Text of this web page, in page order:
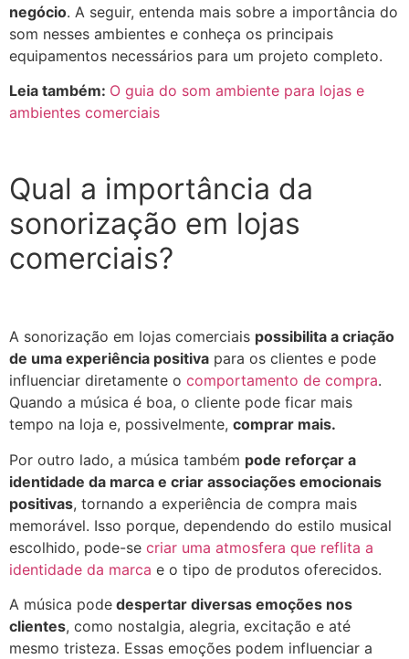
negócio. A seguir, entenda mais sobre a importância do
som nesses ambientes e conheça os principais
equipamentos necessários para um projeto completo.
Leia também: O guia do som ambiente para lojas e
ambientes comerciais
Qual a importância da
sonorização em lojas
comerciais?
A sonorização em lojas comerciais possibilita a criação
de uma experiência positiva para os clientes e pode
influenciar diretamente o comportamento de compra.
Quando a música é boa, o cliente pode ficar mais
tempo na loja e, possivelmente, comprar mais.
Por outro lado, a música também pode reforçar a
identidade da marca e criar associações emocionais
positivas, tornando a experiência de compra mais
memorável. Isso porque, dependendo do estilo musical
escolhido, pode-se criar uma atmosfera que reflita a
identidade da marca e o tipo de produtos oferecidos.
A música pode despertar diversas emoções nos
clientes, como nostalgia, alegria, excitação e até
mesmo tristeza. Essas emoções podem influenciar a